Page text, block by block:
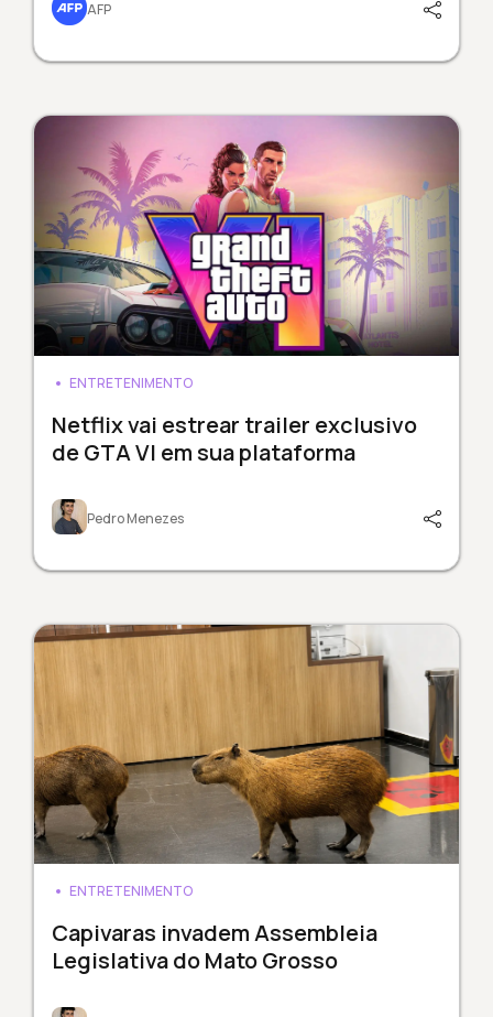
AFP
ENTRETENIMENTO
Netflix vai estrear trailer exclusivo
de GTA VI em sua plataforma
Pedro Menezes
ENTRETENIMENTO
Capivaras invadem Assembleia
Legislativa do Mato Grosso